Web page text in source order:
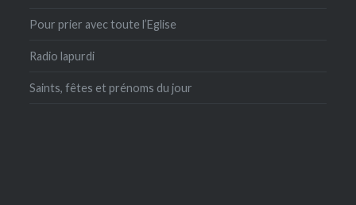
Pour prier avec toute l’Eglise
Radio lapurdi
Saints, fêtes et prénoms du jour